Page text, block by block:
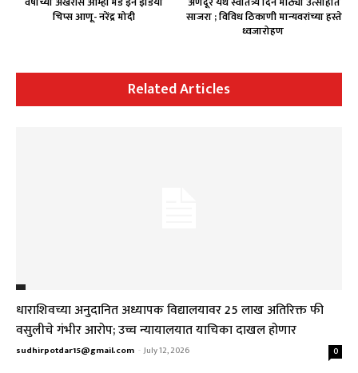
चिप्स आणू- नरेंद्र मोदी
साजरा ; विविध ठिकाणी मान्यवरांच्या हस्ते
ध्वजारोहण
Related Articles
धाराशिवच्या अनुदानित अध्यापक विद्यालयावर ₹25 लाख अतिरिक्त फी
वसुलीचे गंभीर आरोप; उच्च न्यायालयात याचिका दाखल होणार
sudhirpotdar15@gmail.com - July 12, 2026 0